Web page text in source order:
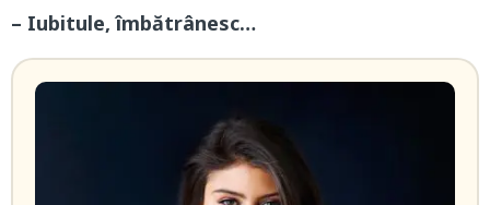
– Iubitule, îmbătrânesc…